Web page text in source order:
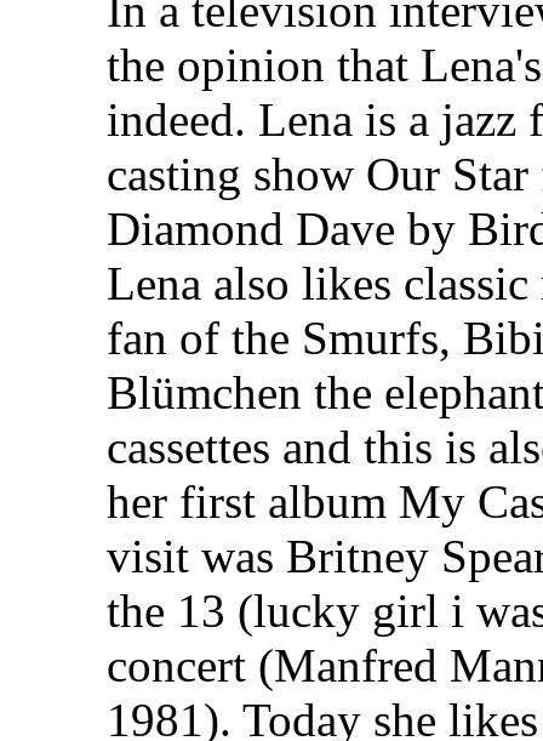
the opinion that
indeed. Lena is a jazz
casting show Our
Diamond Dave by
Lena also likes
fan of the Smurfs,
Blümchen the
cassettes and this is
her first album My
visit was Britney
the 13 (lucky girl i
concert (Manfred
1981). Today she